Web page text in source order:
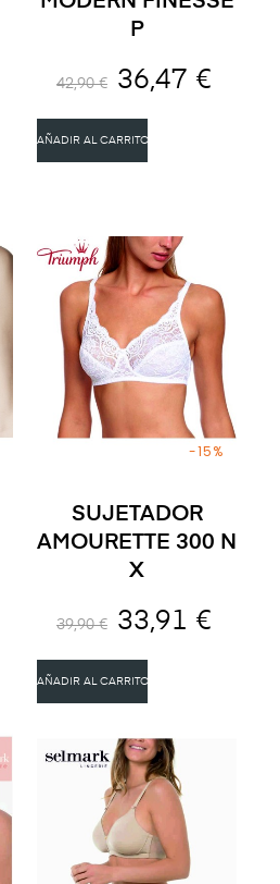
P
42,90 € 36,47 €
AÑADIR AL CARRITO
SUJETADOR
AMOURETTE 300 N
X
39,90 €
-15%
33,91 €
AÑADIR AL CARRITO